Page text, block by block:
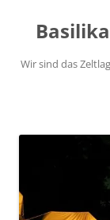
springen
Wir sind das